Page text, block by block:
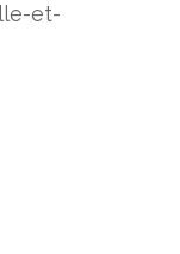
et-